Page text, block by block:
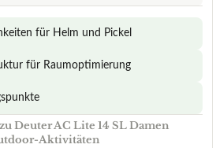
für Helm und Pickel
für Raumoptimierung
Deuter AC Lite 14 SL Damen
Aktivitäten